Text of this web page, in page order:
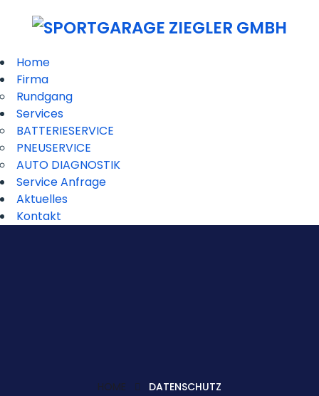
Home
Firma
Rundgang
Services
BATTERIESERVICE
PNEUSERVICE
AUTO DIAGNOSTIK
Service Anfrage
Aktuelles
Kontakt
HOME DATENSCHUTZ